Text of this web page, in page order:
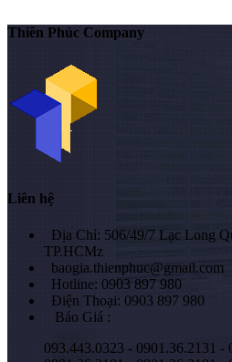
Thiên Phúc Company
Liên hệ
Địa Chỉ: 506/49/7 Lạc Long
TP.HCMz
baogia.thienphuc@gmail.com
Hotline: 0903 897 980
Điện Thoại: 0903 897 980
Báo Giá :
093.443.0323 - 0901.36.2131 -